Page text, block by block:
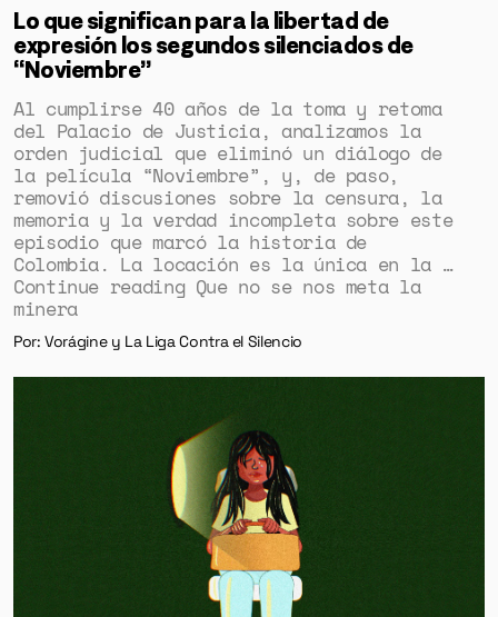
Lo que significan para la libertad de
expresión los segundos silenciados de
“Noviembre”
Al cumplirse 40 años de la toma y retoma
del Palacio de Justicia, analizamos la
orden judicial que eliminó un diálogo de
la película “Noviembre”, y, de paso,
removió discusiones sobre la censura, la
memoria y la verdad incompleta sobre este
episodio que marcó la historia de
Colombia. La locación es la única en la …
Continue reading Que no se nos meta la
minera
Por: Vorágine y La Liga Contra el Silencio